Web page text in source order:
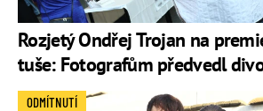
Rozjetý Ondřej Trojan na
tuše: Fotografům předvedl
ODMÍTNUTÍ